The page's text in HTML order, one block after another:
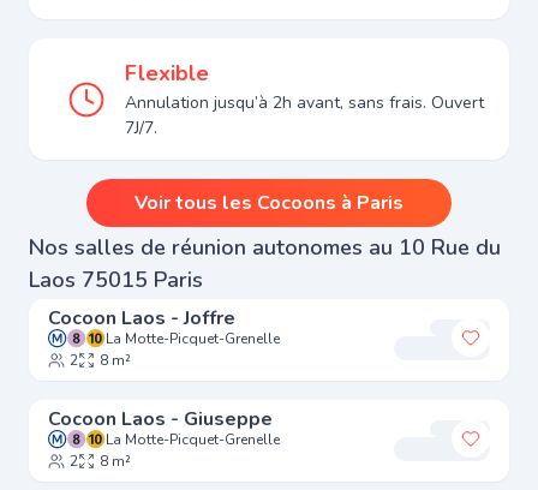
Flexible
Annulation jusqu’à 2h avant, sans frais. Ouvert
7J/7.
Voir tous les Cocoons à Paris
Nos salles de réunion autonomes au 10 Rue du
Laos 75015 Paris
Cocoon Laos - Joffre
La Motte-Picquet-Grenelle
2
8 m²
Cocoon Laos - Giuseppe
La Motte-Picquet-Grenelle
2
8 m²